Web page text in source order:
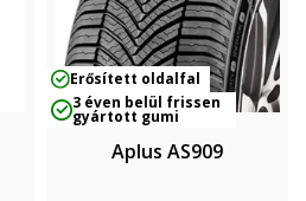
Erősített oldalfal
3 éven belül frissen
gyártott gumi
Aplus AS909